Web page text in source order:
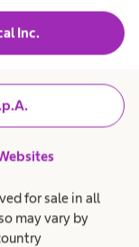
Inc.
for sale in all
may vary by